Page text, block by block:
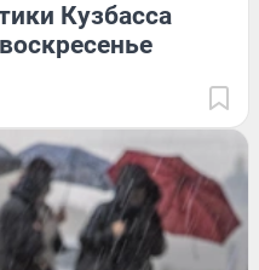
Кузбасса